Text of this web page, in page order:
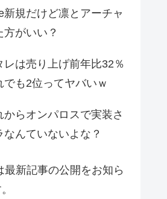
新規だけど凛とアーチャ
がいい？
レは売り上げ前年比32％
も2位ってヤバいｗ
からオンパロスで実装さ
んていないよな？
最新記事の公開をお知ら